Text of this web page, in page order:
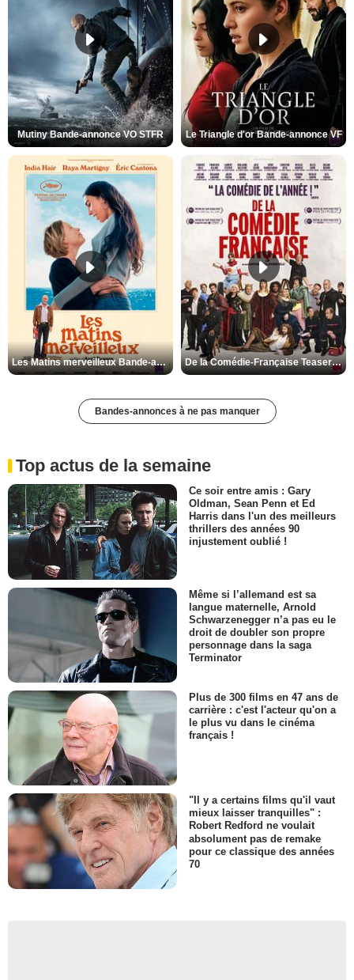
Mutiny Bande-annonce VO STFR Le Triangle d'or Bande-annonce VF
Les Matins merveilleux Bande-annonce VF De la Comédie-Française Teaser VF
Bandes-annonces à ne pas manquer
Top actus de la semaine
Ce soir entre amis : Gary
Oldman, Sean Penn et Ed
Harris dans l'un des meilleurs
thrillers des années 90
injustement oublié !
Même si l’allemand est sa
langue maternelle, Arnold
Schwarzenegger n’a pas eu le
droit de doubler son propre
personnage dans la saga
Terminator
Plus de 300 films en 47 ans de
carrière : c'est l'acteur qu'on a
le plus vu dans le cinéma
français !
"Il y a certains films qu'il vaut
mieux laisser tranquilles" :
Robert Redford ne voulait
absolument pas de remake
pour ce classique des années
70